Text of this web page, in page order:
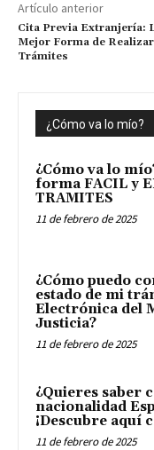
Artículo anterior
Cita Previa Extranjería:
Mejor Forma de Realizar
Trámites
¿Cómo va lo mío?
¿Cómo va lo
forma FACIL y
TRAMITES
11 de febrero de 2025
¿Cómo puedo
estado de mi
Electrónica del
Justicia?
11 de febrero de 2025
¿Quieres saber
nacionalidad
¡Descubre aquí
11 de febrero de 2025